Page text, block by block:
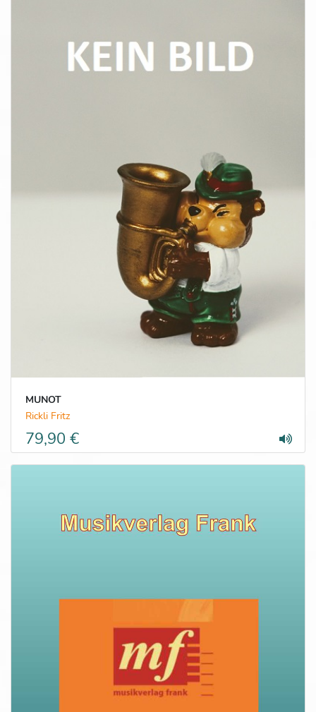
MUNOT
Rickli Fritz
79,90 €